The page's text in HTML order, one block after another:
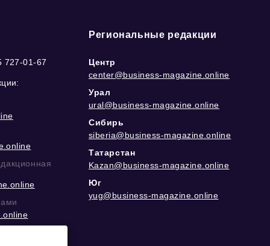
727-01-67
Региональные редакции
Центр
center@business-magazine.online
Урал
ural@business-magazine.online
Сибирь
siberia@business-magazine.online
Татарстан
Kazan@business-magazine.online
Юг
yug@business-magazine.online